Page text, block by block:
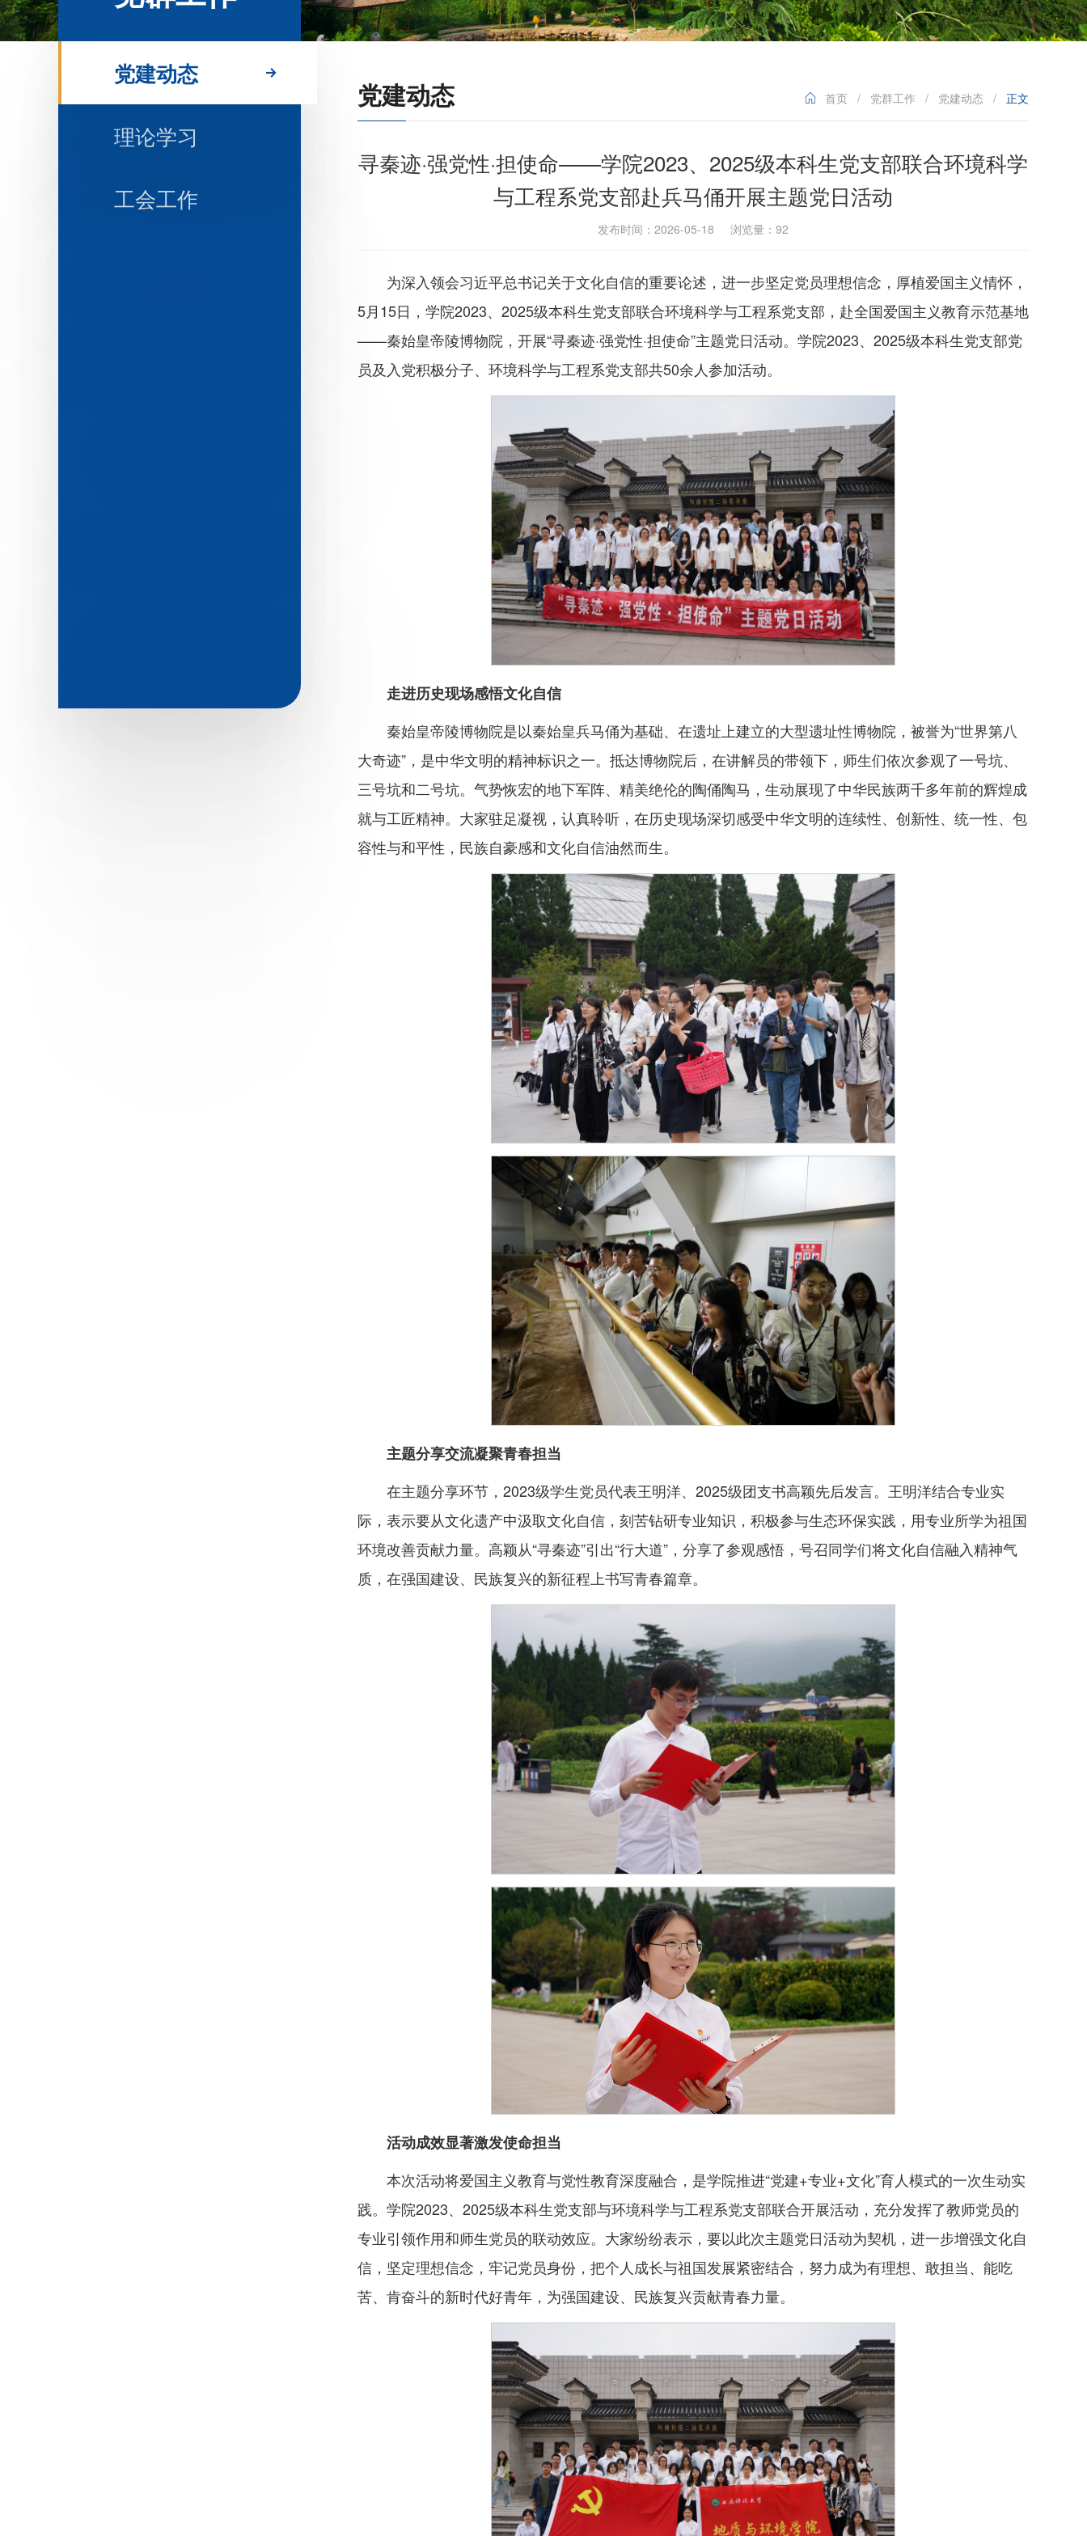
党建动态
理论学习
工会工作
党建动态 首页 / 党群工作 / 党建动态 / 正文
寻秦迹·强党性·担使命——学院2023、2025级本科生党支部联合环境科学
与工程系党支部赴兵马俑开展主题党日活动
发布时间：2026-05-18 浏览量： 92
为深入领会习近平总书记关于文化自信的重要论述，进一步坚定党员理想信念，厚植爱国主义情怀，
5月15日，学院2023、2025级本科生党支部联合环境科学与工程系党支部，赴全国爱国主义教育示范基地
——秦始皇帝陵博物院，开展“寻秦迹·强党性·担使命”主题党日活动。学院2023、2025级本科生党支部党
员及入党积极分子、环境科学与工程系党支部共50余人参加活动。
走进历史现场感悟文化自信
秦始皇帝陵博物院是以秦始皇兵马俑为基础、在遗址上建立的大型遗址性博物院，被誉为“世界第八
大奇迹”，是中华文明的精神标识之一。抵达博物院后，在讲解员的带领下，师生们依次参观了一号坑、
三号坑和二号坑。气势恢宏的地下军阵、精美绝伦的陶俑陶马，生动展现了中华民族两千多年前的辉煌成
就与工匠精神。大家驻足凝视，认真聆听，在历史现场深切感受中华文明的连续性、创新性、统一性、包
容性与和平性，民族自豪感和文化自信油然而生。
主题分享交流凝聚青春担当
在主题分享环节，2023级学生党员代表王明洋、2025级团支书高颖先后发言。王明洋结合专业实
际，表示要从文化遗产中汲取文化自信，刻苦钻研专业知识，积极参与生态环保实践，用专业所学为祖国
环境改善贡献力量。高颖从“寻秦迹”引出“行大道”，分享了参观感悟，号召同学们将文化自信融入精神气
质，在强国建设、民族复兴的新征程上书写青春篇章。
活动成效显著激发使命担当
本次活动将爱国主义教育与党性教育深度融合，是学院推进“党建+专业+文化”育人模式的一次生动实
践。学院2023、2025级本科生党支部与环境科学与工程系党支部联合开展活动，充分发挥了教师党员的
专业引领作用和师生党员的联动效应。大家纷纷表示，要以此次主题党日活动为契机，进一步增强文化自
信，坚定理想信念，牢记党员身份，把个人成长与祖国发展紧密结合，努力成为有理想、敢担当、能吃
苦、肯奋斗的新时代好青年，为强国建设、民族复兴贡献青春力量。